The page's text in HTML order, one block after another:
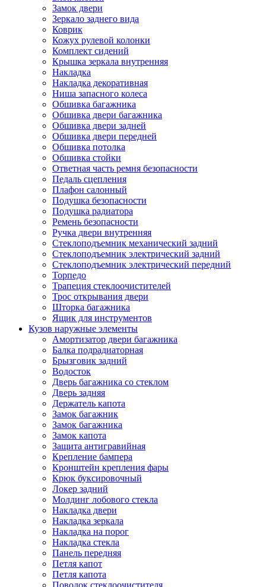
Замок двери
Зеркало заднего вида
Коврик
Кожух рулевой колонки
Комплект сидений
Крышка зеркала внутренняя
Накладка
Накладка декоративная
Ниша запасного колеса
Обшивка багажника
Обшивка двери багажника
Обшивка двери задней
Обшивка двери передней
Обшивка потолка
Обшивка стойки
Ответная часть ремня безопасности
Педаль сцепления
Плафон салонный
Подушка безопасности
Подушка радиатора
Ремень безопасности
Ручка двери внутренняя
Стеклоподъемник механический задний
Стеклоподъемник электрический задний
Стеклоподъемник электрический передний
Торпедо
Трапеция стеклоочистителей
Трос открывания двери
Шторка багажника
Ящик для инструментов
Кузов наружные элементы
Амортизатор двери багажника
Балка подрадиаторная
Брызговик задний
Водосток
Дверь багажника со стеклом
Дверь задняя
Держатель капота
Замок багажник
Замок багажника
Замок капота
Защита антигравийная
Крепление бампера
Кронштейн крепления фары
Крюк буксировочный
Локер задний
Молдинг лобового стекла
Накладка двери
Накладка зеркала
Накладка на порог
Накладка стекла
Панель передняя
Петля капот
Петля капота
Поводок стеклоочистителя